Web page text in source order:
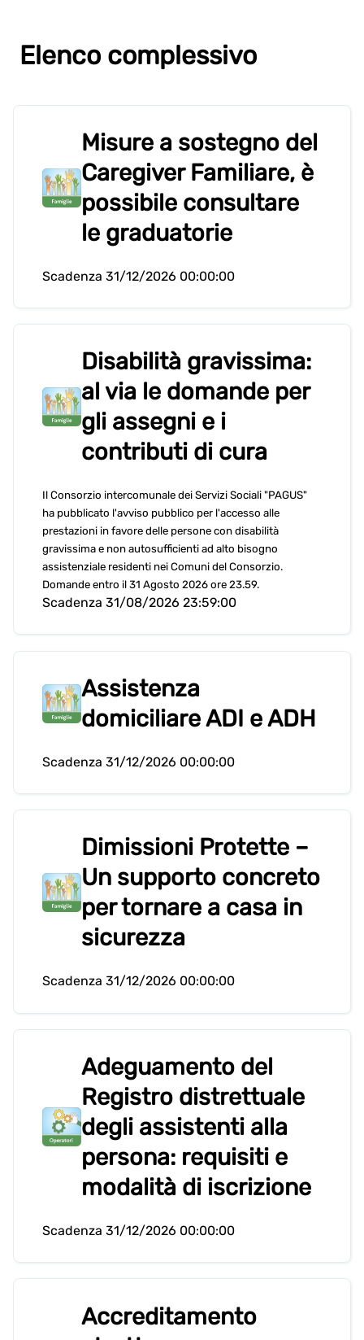
Elenco complessivo
Misure a sostegno del
Caregiver Familiare, è
possibile consultare
le graduatorie
Scadenza 31/12/2026 00:00:00
Disabilità gravissima:
al via le domande per
gli assegni e i
contributi di cura
Il Consorzio intercomunale dei Servizi Sociali "PAGUS"
ha pubblicato l'avviso pubblico per l'accesso alle
prestazioni in favore delle persone con disabilità
gravissima e non autosufficienti ad alto bisogno
assistenziale residenti nei Comuni del Consorzio.
Domande entro il 31 Agosto 2026 ore 23.59.
Scadenza 31/08/2026 23:59:00
Assistenza
domiciliare ADI e ADH
Scadenza 31/12/2026 00:00:00
Dimissioni Protette –
Un supporto concreto
per tornare a casa in
sicurezza
Scadenza 31/12/2026 00:00:00
Adeguamento del
Registro distrettuale
degli assistenti alla
persona: requisiti e
modalità di iscrizione
Scadenza 31/12/2026 00:00:00
Accreditamento